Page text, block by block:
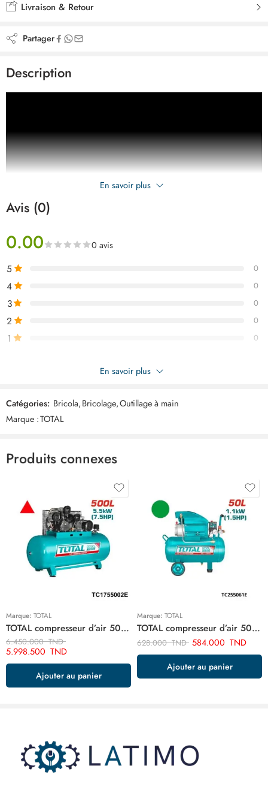
Livraison & Retour
Partager
Description
En savoir plus
Avis (0)
0.00 0 avis
5 0
4 0
3 0
2 0
1 0
Soyez le premier à donner votre avis sur “TOTAL jeu de 7 pinces
TOS23055”
Commentaires
Il n'y a pas encore de critiques.
En savoir plus
Catégories: Bricola,Bricolage,Outillage à main
Marque :TOTAL
Produits connexes
Marque: TOTAL
TOTAL compresseur d’air 500 litre 7.5hp TC1755002E
6.450.000TND
5.998.500 TND
Ajouter au panier
Marque: TOTAL
TOTAL compresseur d’air 50 litre TC255061E
628.000TND 584.000 TND
Ajouter au panier